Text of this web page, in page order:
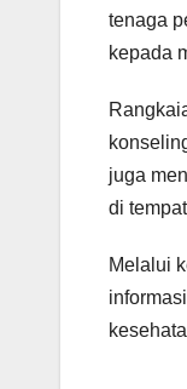
tenaga
kepada
juga
di
Melalui